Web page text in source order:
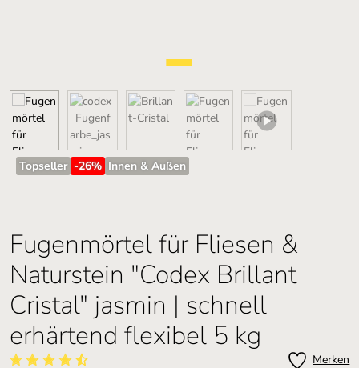
Topseller -26% Innen & Außen
Fugenmörtel für Fliesen &
Naturstein "Codex Brillant
Cristal" jasmin | schnell
erhärtend flexibel 5 kg
Merken